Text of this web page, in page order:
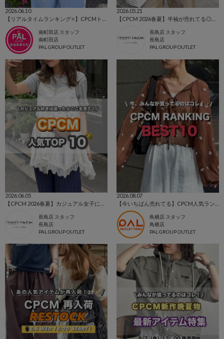
2026.06.10
南町田店 スタッフ
南町田店
PAL GROUP OUTLET
2026.05.21
【CPCM 2026春夏】半袖が売れてる◎人気TシャツBEST10🌼
長島店 スタッフ
長島店
PAL GROUP OUTLET
2026.06.05
長島店 スタッフ
長島店
PAL GROUP OUTLET
2026.08.07
鳥栖店 スタッフ
鳥栖店
PAL GROUP OUTLET